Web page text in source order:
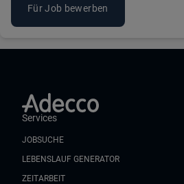
Für Job bewerben
Services
JOBSUCHE
LEBENSLAUF GENERATOR
ZEITARBEIT